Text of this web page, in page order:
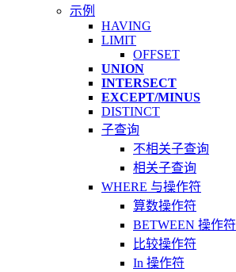
示例
HAVING
LIMIT
OFFSET
UNION
INTERSECT
EXCEPT/MINUS
DISTINCT
子查询
不相关子查询
相关子查询
WHERE 与操作符
算数操作符
BETWEEN 操作符
比较操作符
In 操作符